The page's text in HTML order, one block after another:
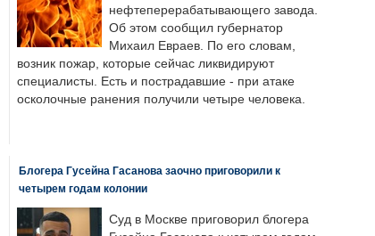
нефтеперерабатывающего завода.
Об этом сообщил губернатор
Михаил Евраев. По его словам,
возник пожар, которые сейчас ликвидируют
специалисты. Есть и пострадавшие - при атаке
осколочные ранения получили четыре человека.
Блогера Гусейна Гасанова заочно приговорили к
четырем годам колонии
Суд в Москве приговорил блогера